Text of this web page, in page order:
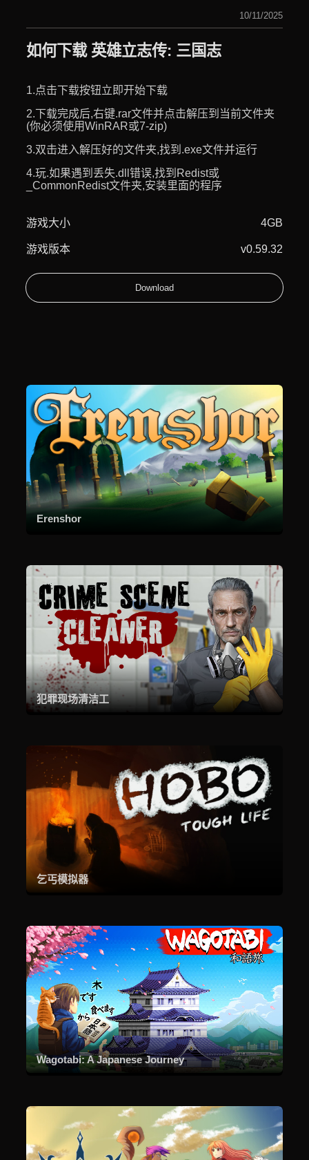
10/11/2025
如何下载 英雄立志传: 三国志
1.点击下载按钮立即开始下载
2.下载完成后,右键.rar文件并点击解压到当前文件夹
(你必须使用WinRAR或7-zip)
3.双击进入解压好的文件夹,找到.exe文件并运行
4.玩.如果遇到丢失.dll错误,找到Redist或
_CommonRedist文件夹,安装里面的程序
游戏大小 4GB
游戏版本 v0.59.32
Download
Erenshor
犯罪现场清洁工
乞丐模拟器
Wagotabi: A Japanese Journey